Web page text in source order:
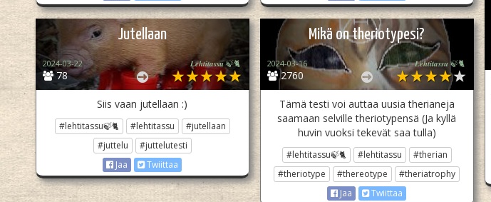
Jutellaan
78
2024-03-22 𝑳𝒆𝒉𝒕𝒊𝒕𝒂𝒔𝒔𝒖 🍃🐈
Siis vaan jutellaan :)
#lehtitassu🍃🐈 #lehtitassu
#jutellaan
#juttelu
#juttelutesti
Jaa
Twiittaa
Mikä on theriotypesi?
2760
2024-03-16 𝑳𝒆𝒉𝒕𝒊𝒕𝒂𝒔𝒔𝒖 🍃🐈
Tämä testi voi auttaa uusia therianeja
saamaan selville theriotypensä (Ja kyllä
huvin vuoksi tekevät saa tulla)
#lehtitassu🍃🐈 #lehtitassu
#therian
#theriotype
#thereotype
#theriatrophy
Jaa
Twiittaa